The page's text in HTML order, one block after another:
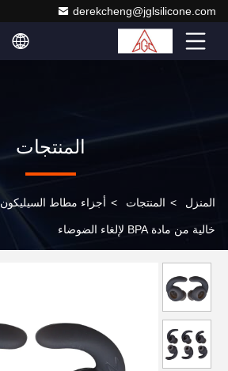
derekcheng@jglsilicone.com
المنتجات
المنزل > المنتجات > أجزاء مطاط السيليكون
خالية من مادة BPA لإلغاء الضوضاء